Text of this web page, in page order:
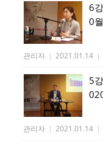
6
0
관리자 | 2021.01.14 |
5
관리자 | 2021.01.14 |